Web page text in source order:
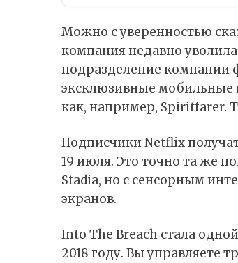
Можно с уверенностью
компания недавно
подразделение компании
эксклюзивные мобильные
как, например, Spiritfarer.
Подписчики Netflix
19 июля. Это точно та же
Stadia, но с сенсорным
экранов.
Into The Breach стала
2018 году. Вы управляете